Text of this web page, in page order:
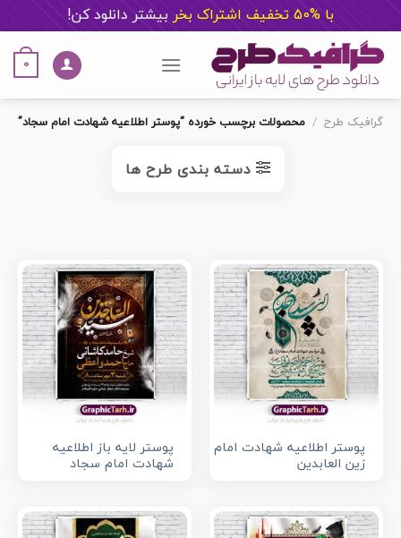
با %50 تخفیف اشتراک بخر بیشتر دانلود کن!
content
0
گرافیک طرح / محصولات برچسب خورده “پوستر اطلاعیه شهادت امام سجاد”
دسته بندی طرح ها
پوستر اطلاعیه شهادت امام
زین العابدین
پوستر لایه باز اطلاعیه
شهادت امام سجاد